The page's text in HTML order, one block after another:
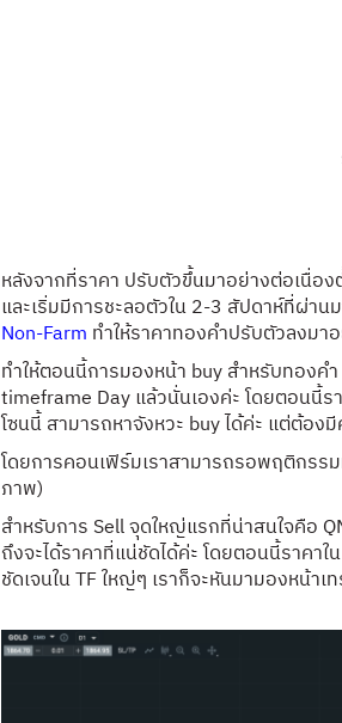
หลังจากที่ราคา ปรับตัวขึ้นมาอย่างต่อเนื่อง
และเริ่มมีการชะลอตัวใน 2-3 สัปดาห์ที่ผ่า
Non-Farm ทำให้ราคาทองคำปรับตัวลงม
ทำให้ตอนนี้การมองหน้า buy สำหรับทองค
timeframe Day แล้วนั่นเองค่ะ โดยตอนนี้
โซนนี้ สามารถหาจังหวะ buy ได้ค่ะ แต่ต้อ
โดยการคอนเฟิร์มเราสามารถรอพฤติกรรม
ภาพ)
สำหรับการ Sell จุดใหญ่แรกที่น่าสนใจคือ
ถึงจะได้ราคาที่แน่ชัดได้ค่ะ โดยตอนนี้ราคา
ชัดเจนใน TF ใหญ่ๆ เราก็จะหันมามองหน้าเ